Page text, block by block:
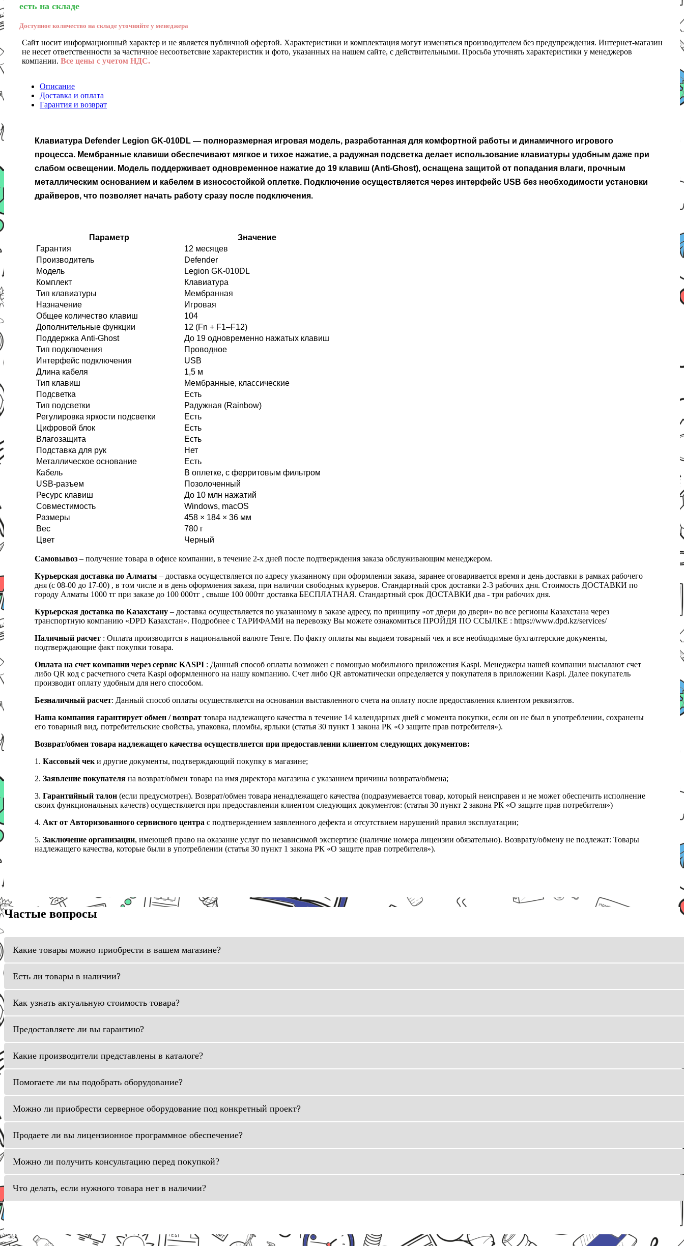
есть на складе
Доступное количество на складе уточняйте у менеджера
Сайт носит информационный характер и не является публичной офертой. Характеристики и комплектация могут изменяться производителем без предупреждения. Интернет-магазин
не несет ответственности за частичное несоответсвие характеристик и фото, указанных на нашем сайте, с действительными. Просьба уточнять характеристики у менеджеров
компании. Все цены с учетом НДС.
Описание
Доставка и оплата
Гарантия и возврат
Клавиатура Defender Legion GK-010DL — полноразмерная игровая модель, разработанная для комфортной работы и динамичного игрового
процесса. Мембранные клавиши обеспечивают мягкое и тихое нажатие, а радужная подсветка делает использование клавиатуры удобным даже при
слабом освещении. Модель поддерживает одновременное нажатие до 19 клавиш (Anti-Ghost), оснащена защитой от попадания влаги, прочным
металлическим основанием и кабелем в износостойкой оплетке. Подключение осуществляется через интерфейс USB без необходимости установки
драйверов, что позволяет начать работу сразу после подключения.
Параметр
Значение
Гарантия
12 месяцев
Производитель
Defender
Модель
Legion GK-010DL
Комплект
Клавиатура
Тип клавиатуры
Мембранная
Назначение
Игровая
Общее количество клавиш
104
Дополнительные функции
12 (Fn + F1–F12)
Поддержка Anti-Ghost
До 19 одновременно нажатых клавиш
Тип подключения
Проводное
Интерфейс подключения
USB
Длина кабеля
1,5 м
Тип клавиш
Мембранные, классические
Подсветка
Есть
Тип подсветки
Радужная (Rainbow)
Регулировка яркости подсветки
Есть
Цифровой блок
Есть
Влагозащита
Есть
Подставка для рук
Нет
Металлическое основание
Есть
Кабель
В оплетке, с ферритовым фильтром
USB-разъем
Позолоченный
Ресурс клавиш
До 10 млн нажатий
Совместимость
Windows, macOS
Размеры
458 × 184 × 36 мм
Вес
780 г
Цвет
Черный
Самовывоз – получение товара в офисе компании, в течение 2-х дней после подтверждения заказа обслуживающим менеджером.
Курьерская доставка по Алматы – доставка осуществляется по адресу указанному при оформлении заказа, заранее оговаривается время и день доставки в рамках рабочего
дня (с 08-00 до 17-00) , в том числе и в день оформления заказа, при наличии свободных курьеров. Стандартный срок доставки 2-3 рабочих дня. Стоимость ДОСТАВКИ по
городу Алматы 1000 тг при заказе до 100 000тг , свыше 100 000тг доставка БЕСПЛАТНАЯ. Стандартный срок ДОСТАВКИ два - три рабочих дня.
Курьерская доставка по Казахстану – доставка осуществляется по указанному в заказе адресу, по принципу «от двери до двери» во все регионы Казахстана через
транспортную компанию «DPD Казахстан». Подробнее с ТАРИФАМИ на перевозку Вы можете ознакомиться ПРОЙДЯ ПО ССЫЛКЕ : https://www.dpd.kz/services/
Наличный расчет : Оплата производится в национальной валюте Тенге. По факту оплаты мы выдаем товарный чек и все необходимые бухгалтерские документы,
подтверждающие факт покупки товара.
Оплата на счет компании через сервис KASPI : Данный способ оплаты возможен с помощью мобильного приложения Kaspi. Менеджеры нашей компании высылают счет
либо QR код с расчетного счета Kaspi оформленного на нашу компанию. Счет либо QR автоматически определяется у покупателя в приложении Kaspi. Далее покупатель
производит оплату удобным для него способом.
Безналичный расчет: Данный способ оплаты осуществляется на основании выставленного счета на оплату после предоставления клиентом реквизитов.
Наша компания гарантирует обмен / возврат товара надлежащего качества в течение 14 календарных дней с момента покупки, если он не был в употреблении, сохранены
его товарный вид, потребительские свойства, упаковка, пломбы, ярлыки (статья 30 пункт 1 закона РК «О защите прав потребителя»).
Возврат/обмен товара надлежащего качества осуществляется при предоставлении клиентом следующих документов:
1. Кассовый чек и другие документы, подтверждающий покупку в магазине;
2. Заявление покупателя на возврат/обмен товара на имя директора магазина с указанием причины возврата/обмена;
3. Гарантийный талон (если предусмотрен). Возврат/обмен товара ненадлежащего качества (подразумевается товар, который неисправен и не может обеспечить исполнение
своих функциональных качеств) осуществляется при предоставлении клиентом следующих документов: (статья 30 пункт 2 закона РК «О защите прав потребителя»)
4. Акт от Авторизованного сервисного центра с подтверждением заявленного дефекта и отсутствием нарушений правил эксплуатации;
5. Заключение организации, имеющей право на оказание услуг по независимой экспертизе (наличие номера лицензии обязательно). Возврату/обмену не подлежат: Товары
надлежащего качества, которые были в употреблении (статья 30 пункт 1 закона РК «О защите прав потребителя»).
Частые вопросы
Какие товары можно приобрести в вашем магазине?
Есть ли товары в наличии?
Как узнать актуальную стоимость товара?
Предоставляете ли вы гарантию?
Какие производители представлены в каталоге?
Помогаете ли вы подобрать оборудование?
Можно ли приобрести серверное оборудование под конкретный проект?
Продаете ли вы лицензионное программное обеспечение?
Можно ли получить консультацию перед покупкой?
Что делать, если нужного товара нет в наличии?